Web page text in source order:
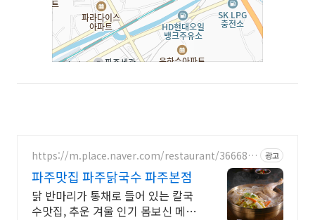
https://m.place.naver.com/restaurant/366688
광고
파주맛집 파주닭국수 파주본점
닭 반마리가 통채로 들어 있는 칼국
수맛집, 추운 겨울 인기 몸보신 메뉴.